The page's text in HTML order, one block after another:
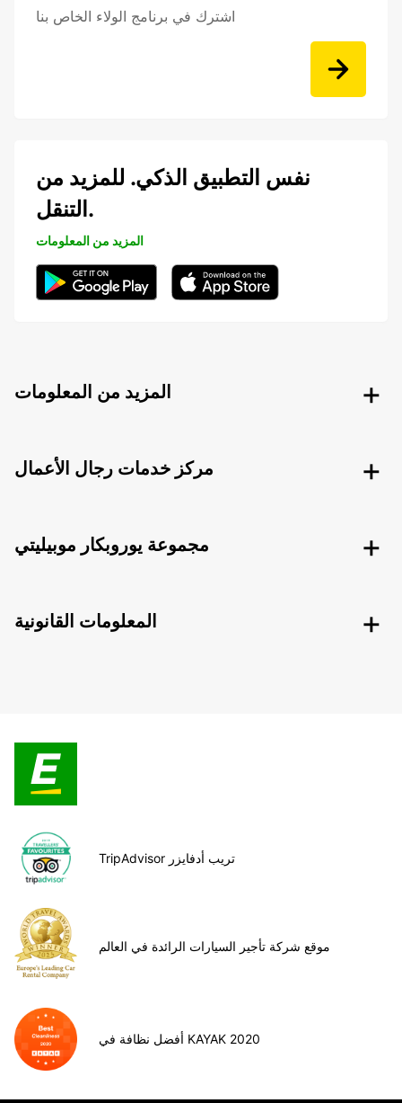
اشترك في برنامج الولاء الخاص بنا
نفس التطبيق الذكي. للمزيد من
التنقل.
المزيد من المعلومات
المزيد من المعلومات
مركز خدمات رجال الأعمال
مجموعة يوروبكار موبيليتي
المعلومات القانونية
TripAdvisor تريب أدفايزر
موقع شركة تأجير السيارات الرائدة في العالم
أفضل نظافة في KAYAK 2020